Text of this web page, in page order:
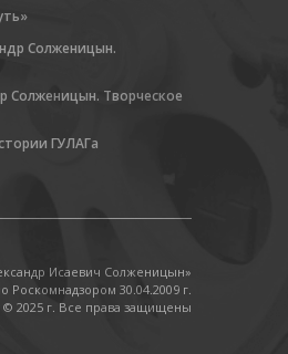
Солженицын.
Солженицын. Творческое
ГУЛАГа
Исаевич Солженицын»
30.04.2009 г.
© 2025 г. Все права защищены